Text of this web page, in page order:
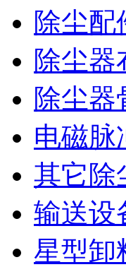
除尘配
除尘器
除尘器
电磁脉
其它除
输送设
星型卸